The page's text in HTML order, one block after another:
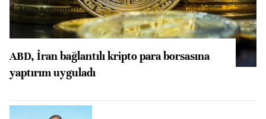
ABD, İran bağlantılı kripto para borsasına
yaptırım uyguladı